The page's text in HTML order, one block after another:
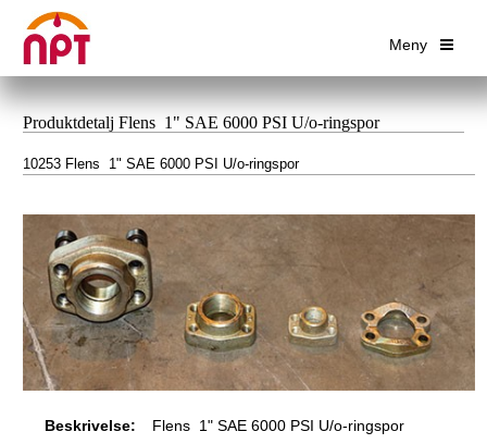
Meny
Produktdetalj Flens 1" SAE 6000 PSI U/o-ringspor
10253 Flens 1" SAE 6000 PSI U/o-ringspor
Beskrivelse: Flens 1" SAE 6000 PSI U/o-ringspor